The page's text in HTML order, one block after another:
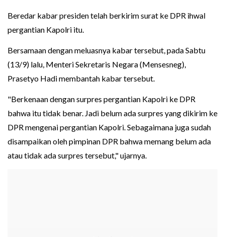
Beredar kabar presiden telah berkirim surat ke DPR ihwal
pergantian Kapolri itu.
Bersamaan dengan meluasnya kabar tersebut, pada Sabtu
(13/9) lalu, Menteri Sekretaris Negara (Mensesneg),
Prasetyo Hadi membantah kabar tersebut.
"Berkenaan dengan surpres pergantian Kapolri ke DPR
bahwa itu tidak benar. Jadi belum ada surpres yang dikirim ke
DPR mengenai pergantian Kapolri. Sebagaimana juga sudah
disampaikan oleh pimpinan DPR bahwa memang belum ada
atau tidak ada surpres tersebut," ujarnya.